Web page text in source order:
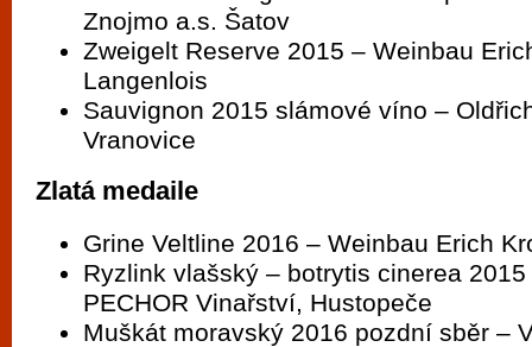
Znojmo a.s. Šatov
Zweigelt Reserve 2015 – Weinbau
Langenlois
Sauvignon 2015 slámové víno –
Vranovice
Zlatá medaile
Grine Veltline 2016 – Weinbau Erich
Ryzlink vlašský – botrytis cinerea
PECHOR Vinařství, Hustopeče
Muškát moravský 2016 pozdní sběr –